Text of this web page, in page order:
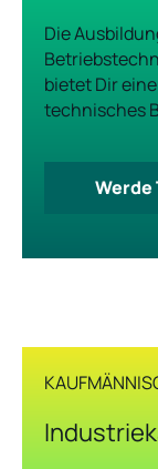
Die
bietet Dir
technisches
Werde